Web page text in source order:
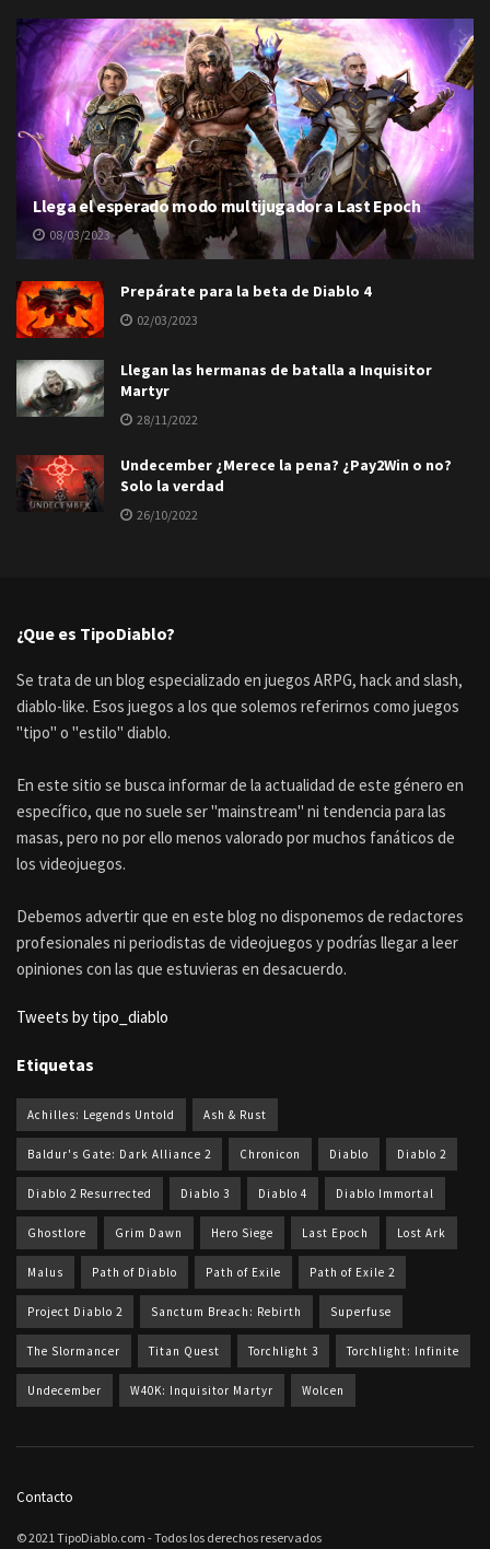
Llega el esperado modo multijugador a Last Epoch
08/03/2023
Prepárate para la beta de Diablo 4
02/03/2023
Llegan las hermanas de batalla a Inquisitor
Martyr
28/11/2022
Undecember ¿Merece la pena? ¿Pay2Win o no?
Solo la verdad
26/10/2022
¿Que es TipoDiablo?
Se trata de un blog especializado en juegos ARPG, hack and slash,
diablo-like. Esos juegos a los que solemos referirnos como juegos
"tipo" o "estilo" diablo.
En este sitio se busca informar de la actualidad de este género en
específico, que no suele ser "mainstream" ni tendencia para las
masas, pero no por ello menos valorado por muchos fanáticos de
los videojuegos.
Debemos advertir que en este blog no disponemos de redactores
profesionales ni periodistas de videojuegos y podrías llegar a leer
opiniones con las que estuvieras en desacuerdo.
Tweets by tipo_diablo
Etiquetas
Achilles: Legends Untold Ash & Rust
Baldur's Gate: Dark Alliance 2 Chronicon Diablo Diablo 2
Diablo 2 Resurrected Diablo 3 Diablo 4 Diablo Immortal
Ghostlore Grim Dawn Hero Siege Last Epoch Lost Ark
Malus Path of Diablo Path of Exile Path of Exile 2
Project Diablo 2 Sanctum Breach: Rebirth Superfuse
The Slormancer Titan Quest Torchlight 3 Torchlight: Infinite
Undecember W40K: Inquisitor Martyr Wolcen
Contacto
© 2021 TipoDiablo.com - Todos los derechos reservados